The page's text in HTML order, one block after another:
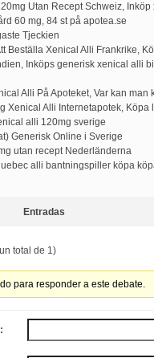
Utan Recept Schweiz, Inköp
60 mg, 84 st på apotea.se
Tjeckien
Beställa Xenical Alli Frankrike,
Inköps generisk xenical alli
Alli På Apoteket, Var kan man
Xenical Alli Internetapotek, Köpa
alli 120mg sverige
Generisk Online i Sverige
utan recept Nederländerna
alli bantningspiller köpa
Entradas
total de 1)
para responder a este debate.